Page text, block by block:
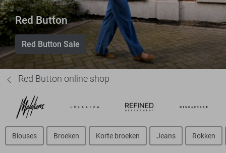
Red Button
Red Button Sale
Red Button online shop
Blouses Broeken Korte broeken Jeans Rokken